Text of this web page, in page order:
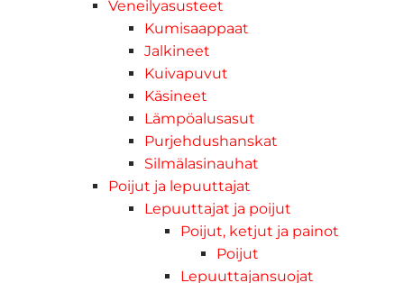
Veneilyasusteet
Kumisaappaat
Jalkineet
Kuivapuvut
Käsineet
Lämpöalusasut
Purjehdushanskat
Silmälasinauhat
Poijut ja lepuuttajat
Lepuuttajat ja poijut
Poijut, ketjut ja painot
Poijut
Lepuuttajansuojat